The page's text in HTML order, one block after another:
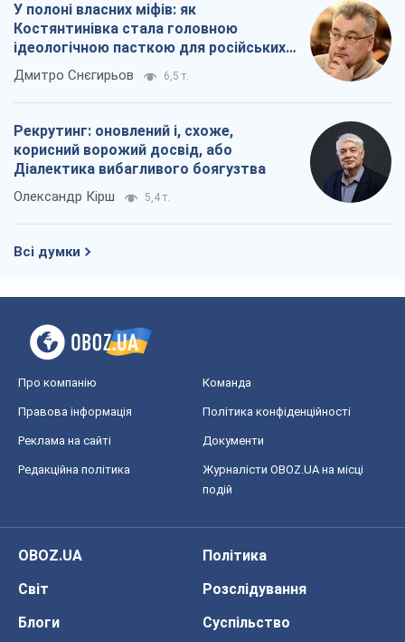
У полоні власних міфів: як
Костянтинівка стала головною
ідеологічною пасткою для російських
окупантів
Дмитро Снєгирьов 6,5 т.
Рекрутинг: оновлений і, схоже,
корисний ворожий досвід, або
Діалектика вибагливого боягузтва
Олександр Кірш 5,4 т.
Всі думки
Про компанію Команда
Правова інформація Політика конфіденційності
Реклама на сайті Документи
Редакційна політика
Журналісти OBOZ.UA на місці
подій
OBOZ.UA
Політика
Світ
Розслідування
Блоги
Суспільство